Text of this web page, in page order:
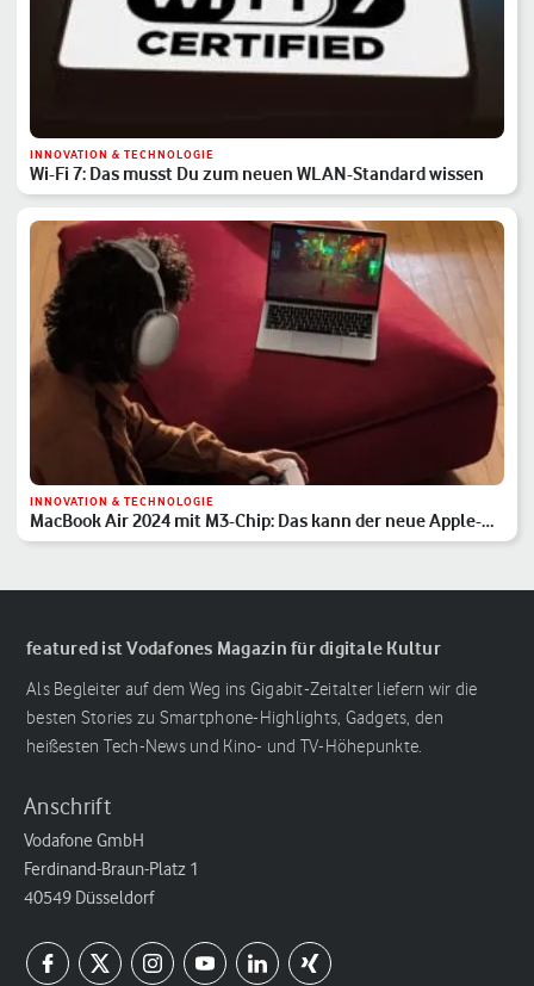
INNOVATION & TECHNOLOGIE
Wi-Fi 7: Das musst Du zum neuen WLAN-Standard wissen
INNOVATION & TECHNOLOGIE
MacBook Air 2024 mit M3-Chip: Das kann der neue Apple-
Laptop
featured ist Vodafones Magazin für digitale Kultur
Als Begleiter auf dem Weg ins Gigabit-Zeitalter liefern wir die
besten Stories zu Smartphone-Highlights, Gadgets, den
heißesten Tech-News und Kino- und TV-Höhepunkte.
Anschrift
Vodafone GmbH
Ferdinand-Braun-Platz 1
40549 Düsseldorf